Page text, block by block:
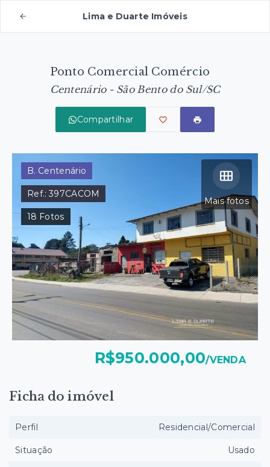
Lima e Duarte Imóveis
Ponto Comercial Comércio
Centenário - São Bento do Sul/SC
Compartilhar
Mais fotos
B. Centenário
Ref.:397CACOM
18 Fotos
R$950.000,00/VENDA
Ficha do imóvel
Perfil Residencial/Comercial
Situação Usado